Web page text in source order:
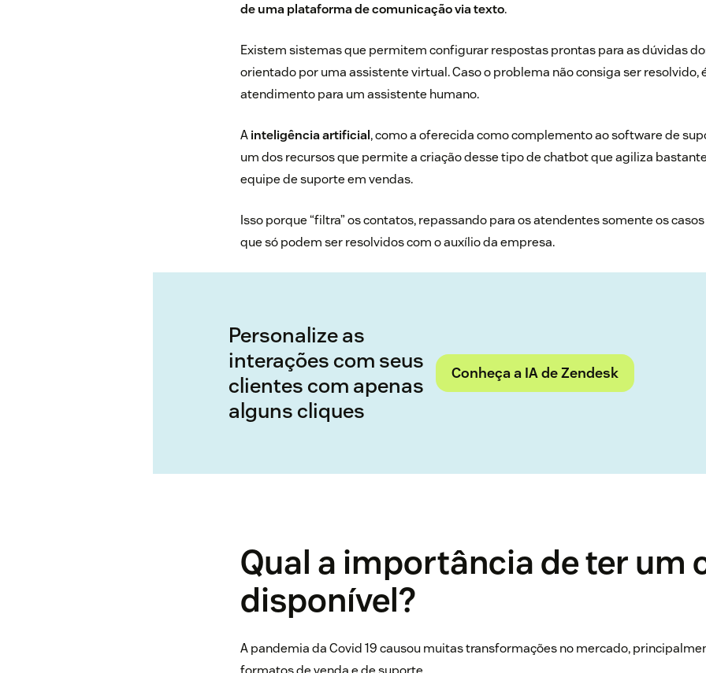
de uma plataforma de comunicação via texto.
Existem sistemas que permitem configurar respostas prontas para as dúvidas
orientado por uma assistente virtual. Caso o problema não consiga ser resolvido,
atendimento para um assistente humano.
Ainteligência artificial, como a oferecida comocomplementoao software de
um dos recursos que permite a criação desse tipo de chatbot que agiliza
equipe de suporte em vendas.
Isso porque “filtra” os contatos, repassando para os atendentes somente os
que só podem ser resolvidos com o auxílio da empresa.
Personalize as
interações com seus
clientes com apenas
alguns cliques
Conheça a IA de Zendesk
Qual a importância de ter um
disponível?
A pandemia da Covid 19 causou muitas transformações no mercado,